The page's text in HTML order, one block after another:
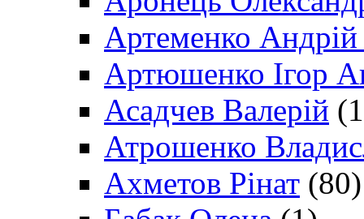
Артеменко Андрій
Артюшенко Ігор
Асадчев Валерій
Атрошенко
Ахметов Рінат (80)